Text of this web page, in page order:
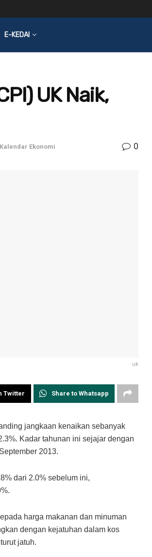
E-KEDAI
UK Naik,
Ekonomi 0
uk
Twitter Share to Whatsapp
jangkaan kenaikan sebanyak
Kadar tahunan ini sejajar dengan
2013.
dari 2.0% sebelum ini,
harga makanan dan minuman
dengan kejatuhan dalam kos
jatuh.